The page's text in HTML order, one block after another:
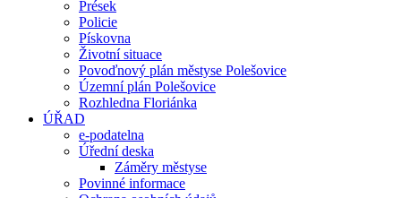
Prések
Policie
Pískovna
Životní situace
Povoďnový plán městyse Polešovice
Územní plán Polešovice
Rozhledna Floriánka
ÚŘAD
e-podatelna
Úřední deska
Záměry městyse
Povinné informace